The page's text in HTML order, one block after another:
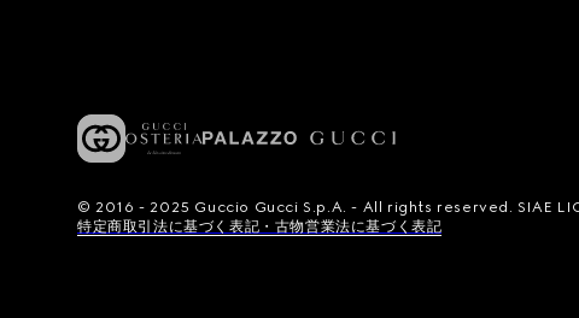
© 2016 - 2025 Guccio Gucci S.p.A. - All rights reserved. SIAE
特定商取引法に基づく表記・古物営業法に基づく表記